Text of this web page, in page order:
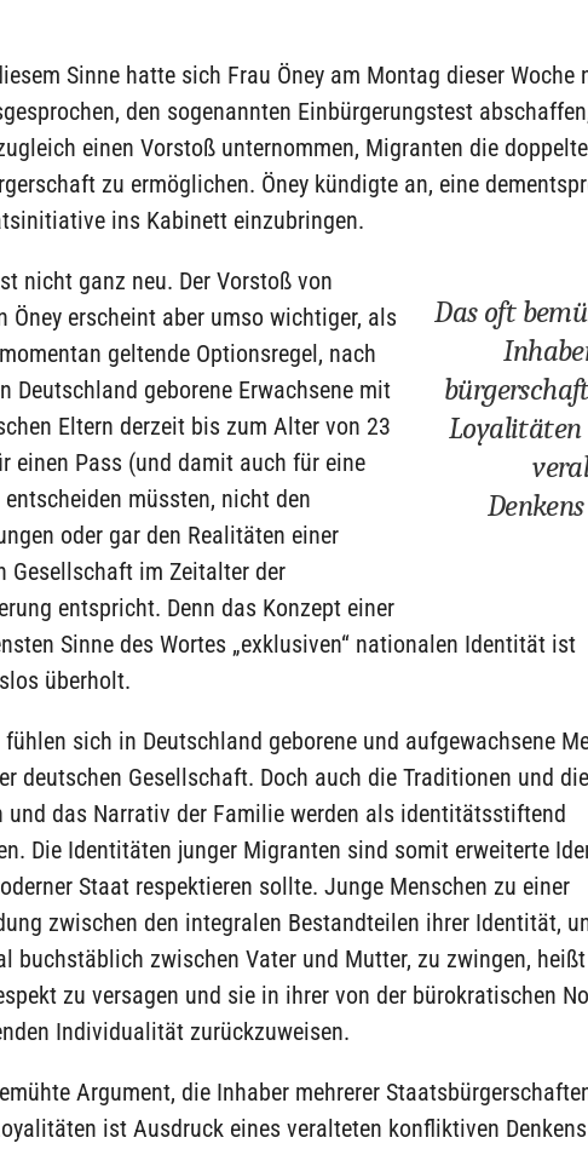
Sinne hatte sich Frau Öney am Montag dieser Woche
den sogenannten Einbürgerungstest
einen Vorstoß unternommen, Migranten die doppelte
zu ermöglichen. Öney kündigte an, eine
ins Kabinett einzubringen.
Das oft
Loyalitäten
nicht ganz neu. Der Vorstoß von
Öney erscheint aber umso wichtiger, als
geltende Optionsregel, nach
Deutschland geborene Erwachsene mit
Eltern derzeit bis zum Alter von 23
einen Pass (und damit auch für eine
müssten, nicht den
oder gar den Realitäten einer
Gesellschaft im Zeitalter der
entspricht. Denn das Konzept einer
Sinne des Wortes „exklusiven“ nationalen Identität ist
überholt.
sich in Deutschland geborene und aufgewachsene
deutschen Gesellschaft. Doch auch die Traditionen und
und das Narrativ der Familie werden als identitätsstiftend
Die Identitäten junger Migranten sind somit erweiterte
Staat respektieren sollte. Junge Menschen zu einer
zwischen den integralen Bestandteilen ihrer Identität,
buchstäblich zwischen Vater und Mutter, zu zwingen,
zu versagen und sie in ihrer von der bürokratischen
Individualität zurückzuweisen.
Argument, die Inhaber mehrerer
ist Ausdruck eines veralteten konfliktiven